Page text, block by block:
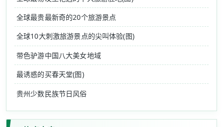
全球最贵最新奇的20个旅游景点
全球10大刺激旅游景点的尖叫体验(图)
带色驴游中国八大美女地域
最诱惑的买春天堂(图)
贵州少数民族节日风俗